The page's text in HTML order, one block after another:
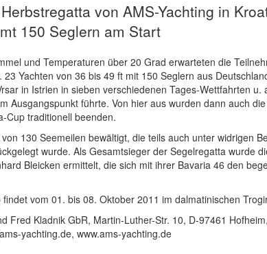
von AMS-Yachting in
150 Seglern am Start
und Temperaturen über 20 Grad erwarteten die
Yachten von 36 bis 49 ft mit 150 Seglern aus
in Istrien in sieben verschiedenen Tages-Wettfahrten
Ausgangspunkt führte. Von hier aus wurden dann auch
Cup traditionell beenden.
130 Seemeilen bewältigt, die teils auch unter widrigen
wurde. Als Gesamtsieger der Segelregatta wurde
Bleicken ermittelt, die sich mit ihrer Bavaria 46 den
vom 01. bis 08. Oktober 2011 im dalmatinischen
Fred Kladnik GbR, Martin-Luther-Str. 10, D-97461
yachting.de, www.ams-yachting.de